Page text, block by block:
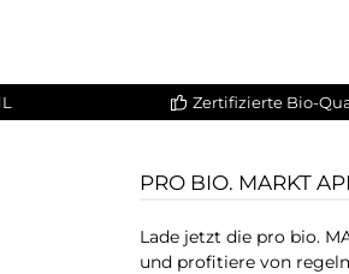
Zertifizierte Bio-
PRO BIO. MARKT
Lade jetzt die pro bio.
und profitiere von